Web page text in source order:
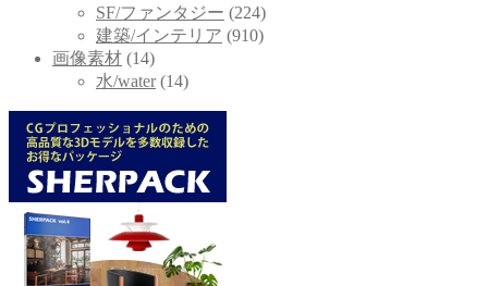
SF/ファンタジー (224)
建築/インテリア (910)
画像素材 (14)
水/water (14)